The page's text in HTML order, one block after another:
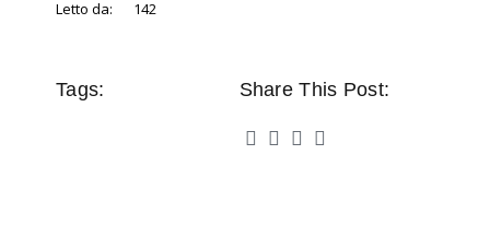
Letto da: 142
Tags: Share This Post: